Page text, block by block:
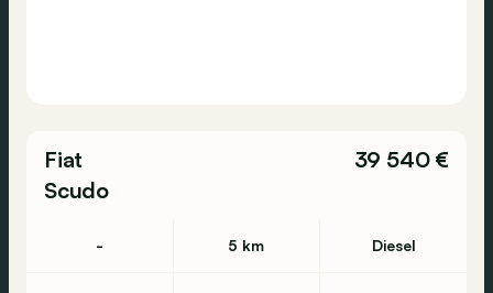
Fiat
Scudo
39 540 €
- 5 km Diesel